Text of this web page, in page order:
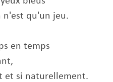
n'est qu'un jeu.
en temps
et si naturellement.